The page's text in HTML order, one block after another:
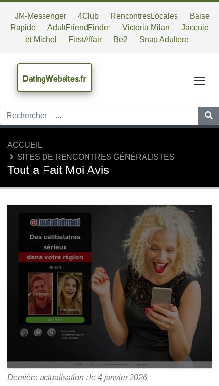
JM-Messenger 4Club RencontresLocales
Baise
Rapide
AdultFriendFinder Victoria Milan
Jacquie
et Michel
FirstAffair Be2 Snap Adultere
DatingWebsites.fr
ACCUEIL
SITES DE RENCONTRES GÉNÉRALISTES
Tout a Fait Moi Avis
Dernière actualisation : le 4 janvier 2026